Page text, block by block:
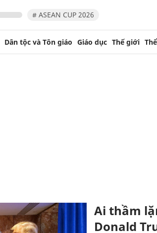
# ASEAN CUP 2026
Dân tộc và Tôn giáo Giáo dục Thế giới
Ai thầm
Donald